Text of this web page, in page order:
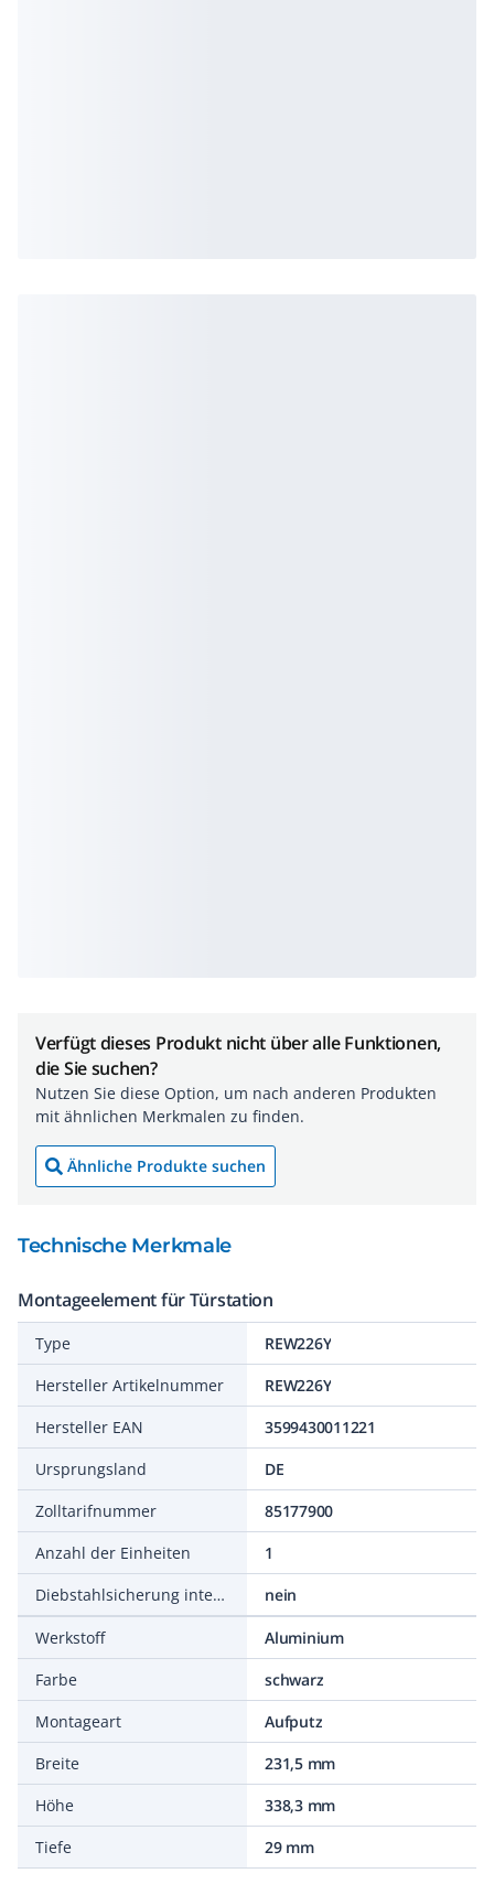
Verfügt dieses Produkt nicht über alle Funktionen,
die Sie suchen?
Nutzen Sie diese Option, um nach anderen Produkten
mit ähnlichen Merkmalen zu finden.
Ähnliche Produkte suchen
Technische Merkmale
Montageelement für Türstation
Type
REW226Y
Hersteller Artikelnummer
REW226Y
Hersteller EAN
3599430011221
Ursprungsland
DE
Zolltarifnummer
85177900
Anzahl der Einheiten
1
Diebstahlsicherung integrierbar
nein
Werkstoff
Aluminium
Farbe
schwarz
Montageart
Aufputz
Breite
231,5 mm
Höhe
338,3 mm
Tiefe
29 mm